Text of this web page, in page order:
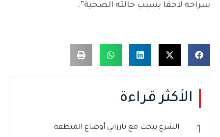
سراحه لاحقا بسبب حالته الصحية”.
الأكثر قراءة
1 الشرع يبحث مع بارزاني أوضاع المنطقة